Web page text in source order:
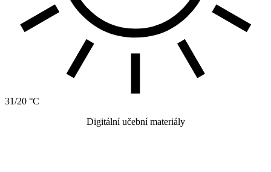
31/20 °C
Digitální učební materiály